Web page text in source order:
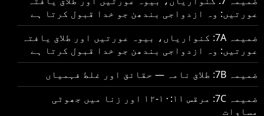
عورتیں: وہ ازدواجی بندھن جو خدا قبول کرتا ہے
ضمیمہ 7A: کنواریاں، بیوہ عورتیں اور طلاق یافتہ
عورتیں: وہ ازدواجی بندھن جو خدا قبول کرتا ہے
ضمیمہ 7B: طلاق نامہ — حقائق اور غلط فہمیاں
ضمیمہ 7C: مرقس ۱۰:۱۱-۱۲ اور زنا میں جھوٹی
مساوات